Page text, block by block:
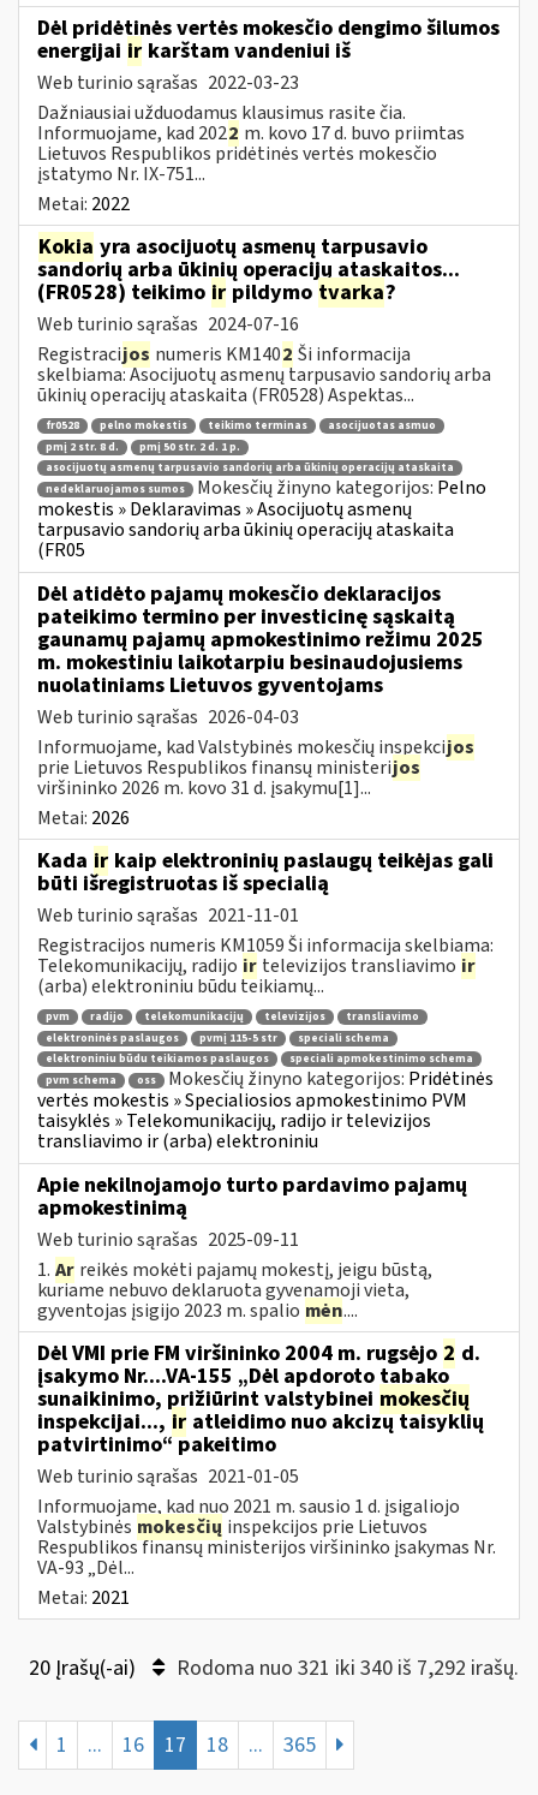
Dėl pridėtinės vertės mokesčio dengimo šilumos
energijai ir karštam vandeniui iš
Web turinio sąrašas 2022-03-23
Dažniausiai užduodamus klausimus rasite čia.
Informuojame, kad 2022 m. kovo 17 d. buvo priimtas
Lietuvos Respublikos pridėtinės vertės mokesčio
įstatymo Nr. IX-751...
Metai: 2022
Kokia yra asocijuotų asmenų tarpusavio
sandorių arba ūkinių operacijų ataskaitos...
(FR0528) teikimo ir pildymo tvarka?
Web turinio sąrašas 2024-07-16
Registracijos numeris KM1402 Ši informacija
skelbiama: Asocijuotų asmenų tarpusavio sandorių arba
ūkinių operacijų ataskaita (FR0528) Aspektas...
fr0528 pelno mokestis teikimo terminas
asocijuotas asmuo
pmį 2 str. 8 d.
pmį 50 str. 2 d. 1 p.
asocijuotų asmenų tarpusavio sandorių arba ūkinių operacijų ataskaita
nedeklaruojamos sumos
Mokesčių žinyno kategorijos: Pelno
mokestis » Deklaravimas » Asocijuotų asmenų
tarpusavio sandorių arba ūkinių operacijų ataskaita
(FR05
Dėl atidėto pajamų mokesčio deklaracijos
pateikimo termino per investicinę sąskaitą
gaunamų pajamų apmokestinimo režimu 2025
m. mokestiniu laikotarpiu besinaudojusiems
nuolatiniams Lietuvos gyventojams
Web turinio sąrašas 2026-04-03
Informuojame, kad Valstybinės mokesčių inspekcijos
prie Lietuvos Respublikos finansų ministerijos
viršininko 2026 m. kovo 31 d. įsakymu[1]...
Metai: 2026
Kada ir kaip elektroninių paslaugų teikėjas gali
būti išregistruotas iš specialią
Web turinio sąrašas 2021-11-01
Registracijos numeris KM1059 Ši informacija skelbiama:
Telekomunikacijų, radijo ir televizijos transliavimo ir
(arba) elektroniniu būdu teikiamų...
pvm radijo telekomunikacijų televizijos
transliavimo
elektroninės paslaugos
pvmį 115-5 str
speciali schema
elektroniniu būdu teikiamos paslaugos
speciali apmokestinimo schema
pvm schema
oss Mokesčių žinyno kategorijos: Pridėtinės
vertės mokestis » Specialiosios apmokestinimo PVM
taisyklės » Telekomunikacijų, radijo ir televizijos
transliavimo ir (arba) elektroniniu
Apie nekilnojamojo turto pardavimo pajamų
apmokestinimą
Web turinio sąrašas 2025-09-11
1. Ar reikės mokėti pajamų mokestį, jeigu būstą,
kuriame nebuvo deklaruota gyvenamoji vieta,
gyventojas įsigijo 2023 m. spalio mėn....
Dėl VMI prie FM viršininko 2004 m. rugsėjo 2 d.
įsakymo Nr....VA-155 „Dėl apdoroto tabako
sunaikinimo, prižiūrint valstybinei mokesčių
inspekcijai..., ir atleidimo nuo akcizų taisyklių
patvirtinimo“ pakeitimo
Web turinio sąrašas 2021-01-05
Informuojame, kad nuo 2021 m. sausio 1 d. įsigaliojo
Valstybinės mokesčių inspekcijos prie Lietuvos
Respublikos finansų ministerijos viršininko įsakymas Nr.
VA-93 „Dėl...
Metai: 2021
20 Įrašų(-ai) Rodoma nuo 321 iki 340 iš 7,292 irašų.
1 ... 16 17 18 ... 365